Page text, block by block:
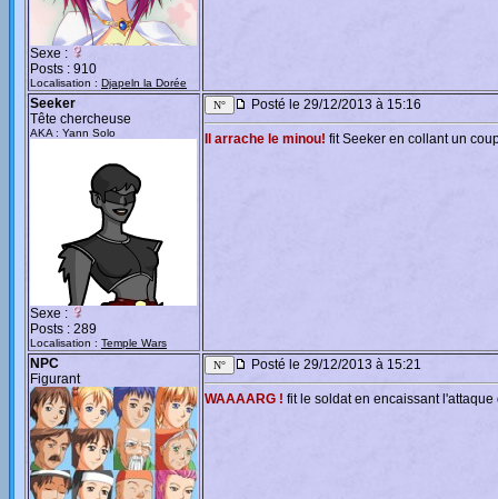
Sexe :
Posts : 910
Localisation : Djapeln la Dorée
Seeker
Tête chercheuse
AKA : Yann Solo
Sexe :
Posts : 289
Localisation : Temple Wars
Posté le 29/12/2013 à 15:16
Il arrache le minou! fit Seeker en collant un
NPC
Figurant
Posté le 29/12/2013 à 15:21
WAAAARG ! fit le soldat en encaissant